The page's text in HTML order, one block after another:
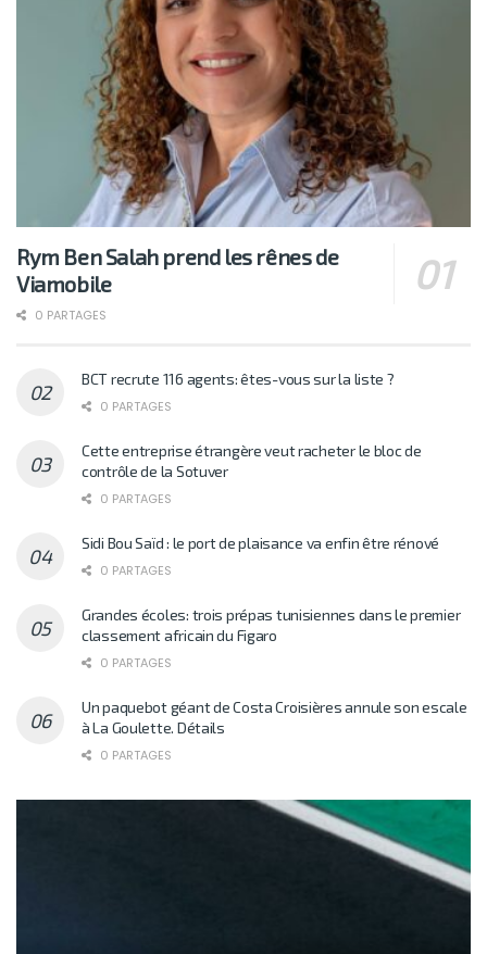
Rym Ben Salah prend les rênes de
Viamobile
0 PARTAGES
BCT recrute 116 agents: êtes-vous sur la liste ?
0 PARTAGES
Cette entreprise étrangère veut racheter le bloc de
contrôle de la Sotuver
0 PARTAGES
Sidi Bou Saïd : le port de plaisance va enfin être rénové
0 PARTAGES
Grandes écoles: trois prépas tunisiennes dans le premier
classement africain du Figaro
0 PARTAGES
Un paquebot géant de Costa Croisières annule son escale
à La Goulette. Détails
0 PARTAGES